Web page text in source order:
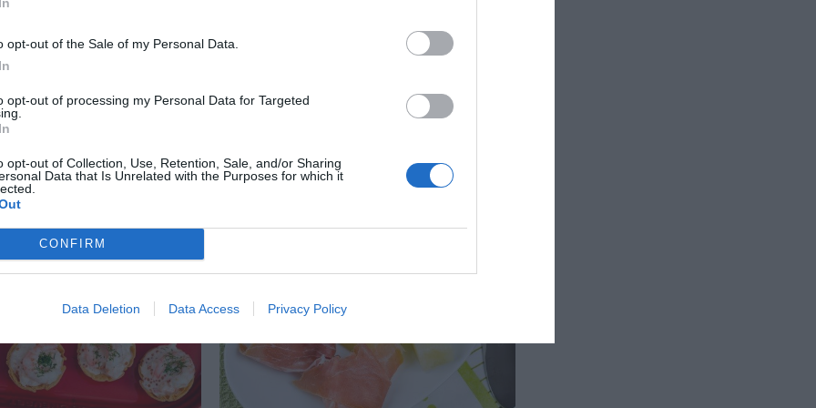
opt-out of the Sale of my Personal Data.
opt-out of processing my Personal Data for Targeted
opt-out of Collection, Use, Retention, Sale, and/or Sharing
Data that Is Unrelated with the Purposes for which it
CONFIRM
Data Deletion Data Access Privacy Policy
med färska tomater,
chili, rödlök och
smaksatt med limesaft
Chiapudding med havregryn
kanel. En variant på chiapudding
och...